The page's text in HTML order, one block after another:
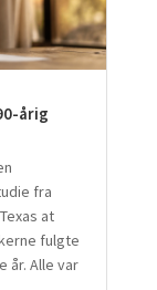
årig
fra
at
fulgte
år. Alle var